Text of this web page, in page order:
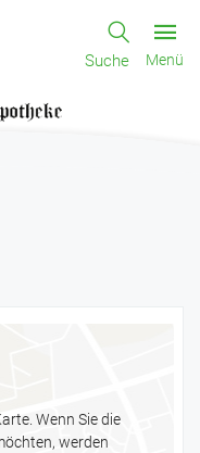
Suche Menü
Wenn Sie die
werden